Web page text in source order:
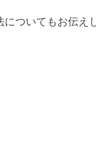
ついてもお伝え